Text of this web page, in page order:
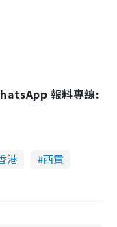
報料專線:
港
西貢